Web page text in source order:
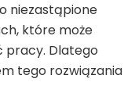
niezastąpione
które może
pracy. Dlatego
tego rozwiązania